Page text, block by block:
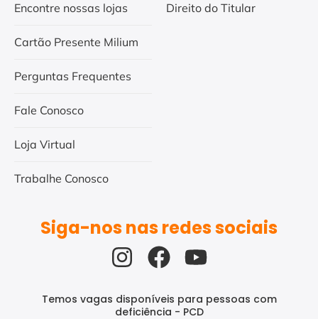
Encontre nossas lojas
Cartão Presente Milium
Perguntas Frequentes
Fale Conosco
Loja Virtual
Trabalhe Conosco
Direito do Titular
Siga-nos nas redes sociais
Temos vagas disponíveis para pessoas com
deficiência - PCD